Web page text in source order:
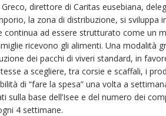
direttore di Caritas eusebiana,
la zona di distribuzione, si sviluppa
ad essere strutturato come un
ricevono gli alimenti. Una modalità
dei pacchi di viveri standard, in
a scegliere, tra corsie e scaffali, i
di “fare la spesa” una volta a
sulla base dell’Isee e del numero dei
4 settimane.